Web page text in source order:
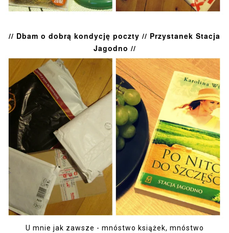
// Dbam o dobrą kondycję poczty // Przystanek Stacja
Jagodno //
U mnie jak zawsze - mnóstwo książek, mnóstwo